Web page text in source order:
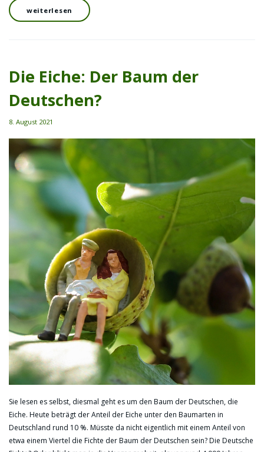
weiterlesen
Die Eiche: Der Baum der
Deutschen?
8. August 2021
Sie lesen es selbst, diesmal geht es um den Baum der Deutschen, die
Eiche. Heute beträgt der Anteil der Eiche unter den Baumarten in
Deutschland rund 10 %. Müsste da nicht eigentlich mit einem Anteil von
etwa einem Viertel die Fichte der Baum der Deutschen sein? Die Deutsche